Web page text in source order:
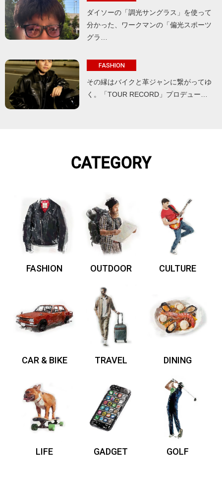
ダイソーの「調光サングラス」を使って
分かった、ワークマンの「偏光スポーツ
グラ…
FASHION
その縁はバイクと革ジャンに繋がってゆ
く。「TOUR RECORD」プロデュー…
CATEGORY
FASHION OUTDOOR CULTURE
CAR & BIKE TRAVEL DINING
LIFE GADGET GOLF